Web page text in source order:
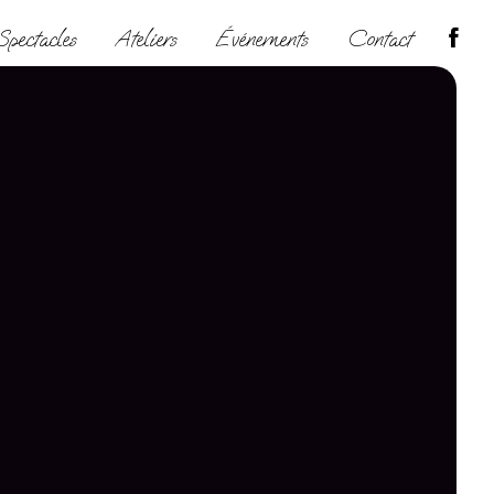
Ateliers Événements Contact